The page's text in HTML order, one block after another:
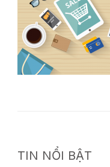
TIN NỔI BẬT